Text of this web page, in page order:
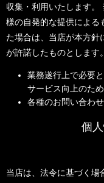
収集・利用いたします。
様の自発的な提供による
た場合は、当店が本方針
が許諾したものとします。
業務遂行上で必要
サービス向上のた
各種のお問い合わ
個
当店は、法令に基づく場